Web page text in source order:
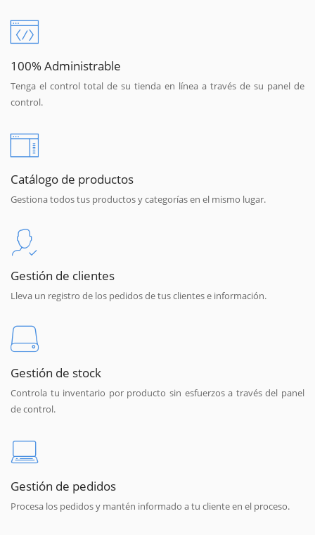
100% Administrable
Tenga el control total de su tienda en línea a través de su panel de
control.
Catálogo de productos
Gestiona todos tus productos y categorías en el mismo lugar.
Gestión de clientes
Lleva un registro de los pedidos de tus clientes e información.
Gestión de stock
Controla tu inventario por producto sin esfuerzos a través del panel
de control.
Gestión de pedidos
Procesa los pedidos y mantén informado a tu cliente en el proceso.